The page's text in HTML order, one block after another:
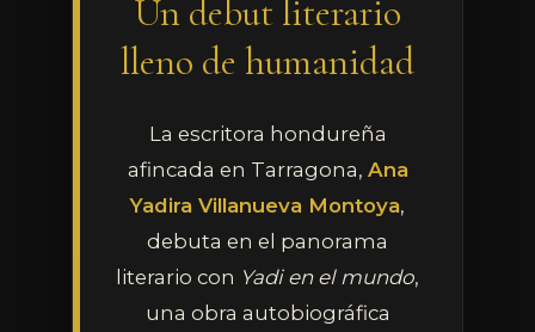
Un debut literario
lleno de humanidad
La escritora hondureña
afincada en Tarragona, Ana
Yadira Villanueva Montoya,
debuta en el panorama
literario con Yadi en el mundo,
una obra autobiográfica